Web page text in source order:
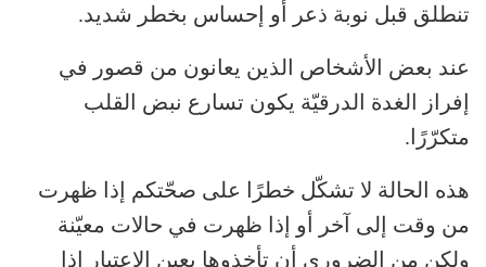
تنطلق قبل نوبة ذعر أو إحساس بخطر شديد.
عند بعض الأشخاص الذين يعانون من قصور في
إفراز الغدة الدرقيّة يكون تسارع نبض القلب
متكرّرًا.
هذه الحالة لا تشكّل خطرًا على صحّتكم إذا ظهرت
من وقت إلى آخر أو إذا ظهرت في حالات معيّنة
ولكن من الضروري أن تأخذوها بعين الإعتبار إذا